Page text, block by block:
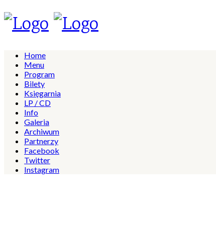
Home
Menu
Program
Bilety
Księgarnia
LP / CD
Info
Galeria
Archiwum
Partnerzy
Facebook
Twitter
Instagram